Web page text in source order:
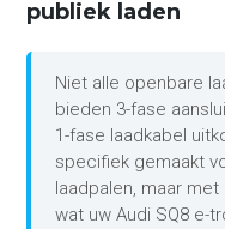
publiek laden
Niet alle openbare
bieden 3-fase
1-fase laadkabel
specifiek gemaakt
laadpalen, maar
wat uw Audi SQ8 e-